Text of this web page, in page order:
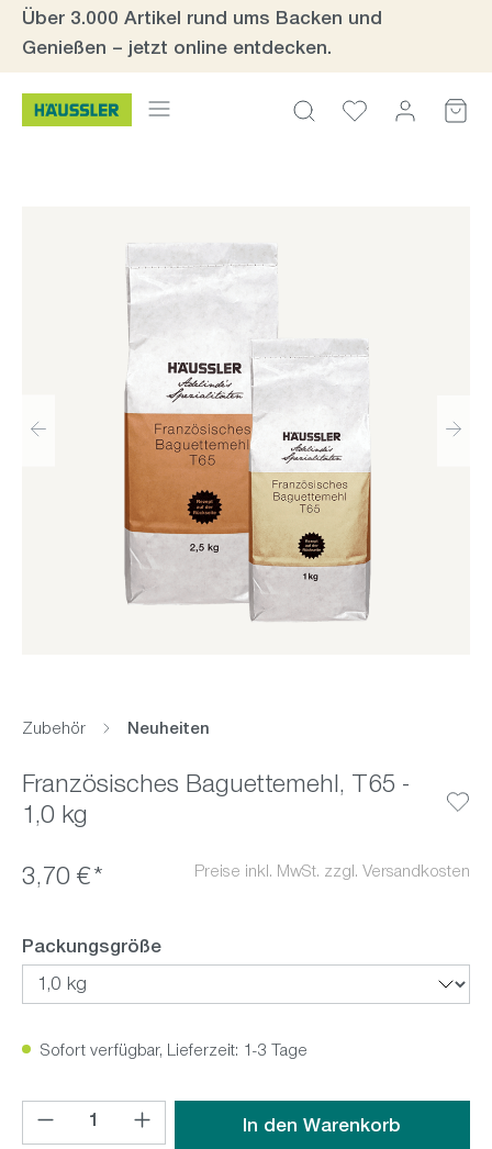
Zum Hauptinhalt springen
Über 3.000 Artikel rund ums Backen und
Genießen – jetzt online entdecken.
Zubehör Neuheiten
Französisches Baguettemehl, T65 -
1,0 kg
3,70 €* Preise inkl. MwSt. zzgl. Versandkosten
Packungsgrößeauswählen
Sofort verfügbar, Lieferzeit: 1-3 Tage
Produkt Anzahl: Gib den gewünschten Wert ein oder
In den Warenkorb